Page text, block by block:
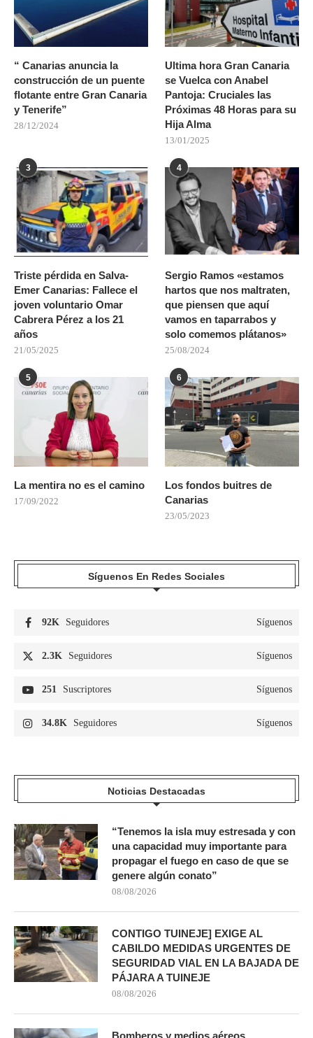
“ Canarias anuncia la
construcción de un puente
flotante entre Gran Canaria
y Tenerife”
28/12/2024
Ultima hora Gran Canaria
se Vuelca con Anabel
Pantoja: Cruciales las
Próximas 48 Horas para su
Hija Alma
13/01/2025
3
Triste pérdida en Salva-
Emer Canarias: Fallece el
joven voluntario Omar
Cabrera Pérez a los 21
años
21/05/2025
4
Sergio Ramos «estamos
hartos que nos maltraten,
que piensen que aquí
vamos en taparrabos y
solo comemos plátanos»
25/08/2024
5
La mentira no es el camino
17/09/2022
6
Los fondos buitres de
Canarias
23/05/2023
Síguenos En Redes Sociales
92K Seguidores Síguenos
2.3K Seguidores Síguenos
251 Suscriptores Síguenos
34.8K Seguidores Síguenos
Noticias Destacadas
“Tenemos la isla muy estresada y con
una capacidad muy importante para
propagar el fuego en caso de que se
genere algún conato”
08/08/2026
CONTIGO TUINEJE] EXIGE AL
CABILDO MEDIDAS URGENTES DE
SEGURIDAD VIAL EN LA BAJADA DE
PÁJARA A TUINEJE
08/08/2026
Bomberos y medios aéreos